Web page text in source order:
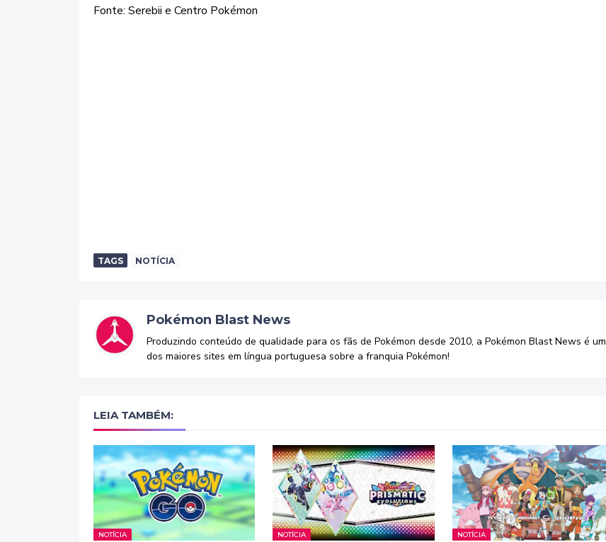
Fonte: Serebii e Centro Pokémon
TAGS NOTÍCIA
Pokémon Blast News
Produzindo conteúdo de qualidade para os fãs de Pokémon desde 2010, a Pokémon Blast News é um
dos maiores sites em língua portuguesa sobre a franquia Pokémon!
LEIA TAMBÉM:
NOTÍCIA NOTÍCIA NOTÍCIA